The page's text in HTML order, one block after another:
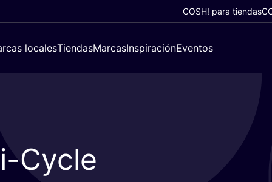
COSH! para tiendas
localesTiendasMarcasInspiraciónEventos
Cycle